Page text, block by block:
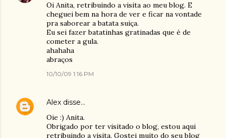
Oi Anita, retribuindo a visita ao meu blog. E
cheguei bem na hora de ver e ficar na vontade
pra saborear a batata suiça.
Eu sei fazer batatinhas gratinadas que é de
cometer a gula.
ahahaha
abraços
10/10/09 1:16 PM
Alex disse…
Oie :) Anita.
Obrigado por ter visitado o blog, estou aqui
retribuindo a visita. Gostei muito do seu blog